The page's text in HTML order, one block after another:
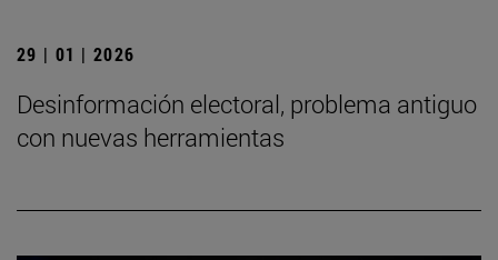
29 | 01 | 2026
Desinformación electoral, problema antiguo
con nuevas herramientas